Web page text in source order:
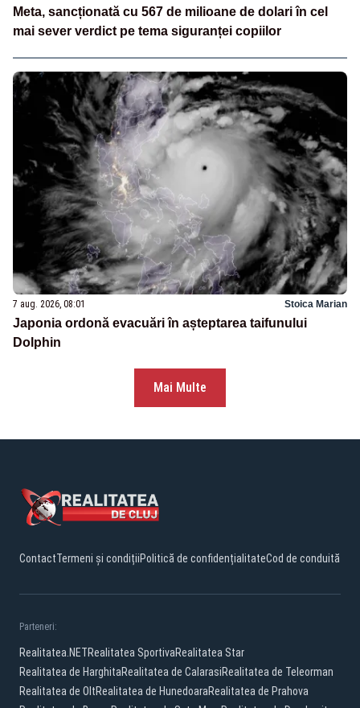
Meta, sancționată cu 567 de milioane de dolari în cel
mai sever verdict pe tema siguranței copiilor
7 aug. 2026, 08:01 Stoica Marian
Japonia ordonă evacuări în așteptarea taifunului
Dolphin
Mai Multe
ContactTermeni și condițiiPolitică de confidențialitateCod de conduită
Parteneri:
Realitatea.NETRealitatea SportivaRealitatea Star
Realitatea de HarghitaRealitatea de CalarasiRealitatea de Teleorman
Realitatea de OltRealitatea de HunedoaraRealitatea de Prahova